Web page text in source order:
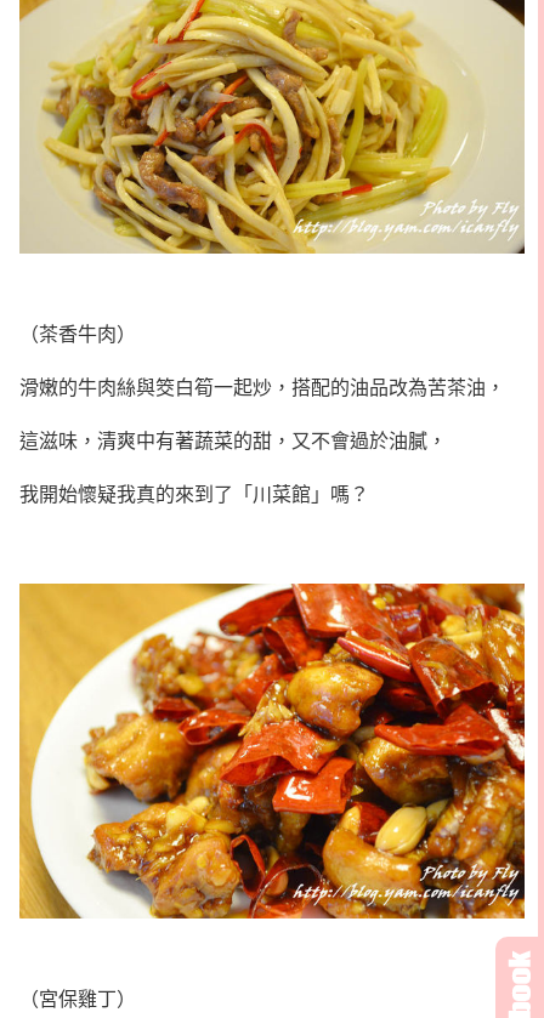
（茶香牛肉）
滑嫩的牛肉絲與筊白筍一起炒，搭配的油品改為苦茶油，
這滋味，清爽中有著蔬菜的甜，又不會過於油膩，
我開始懷疑我真的來到了「川菜館」嗎？
（宮保雞丁）